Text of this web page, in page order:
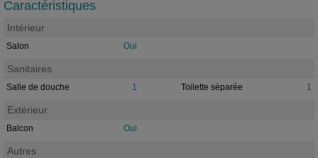
Caractéristiques
Intérieur
Salon Oui
Sanitaires
Salle de douche 1 Toilette séparée 1
Extérieur
Balcon Oui
Autres